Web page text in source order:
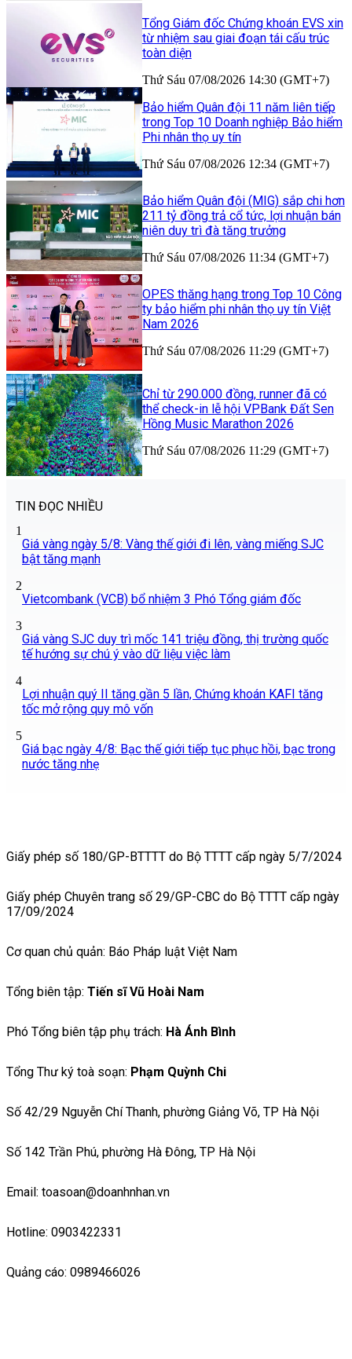
Tổng Giám đốc Chứng khoán EVS xin
từ nhiệm sau giai đoạn tái cấu trúc
toàn diện
Thứ Sáu 07/08/2026 14:30 (GMT+7)
Bảo hiểm Quân đội 11 năm liên tiếp
trong Top 10 Doanh nghiệp Bảo hiểm
Phi nhân thọ uy tín
Thứ Sáu 07/08/2026 12:34 (GMT+7)
Bảo hiểm Quân đội (MIG) sắp chi hơn
211 tỷ đồng trả cổ tức, lợi nhuận bán
niên duy trì đà tăng trưởng
Thứ Sáu 07/08/2026 11:34 (GMT+7)
OPES thăng hạng trong Top 10 Công
ty bảo hiểm phi nhân thọ uy tín Việt
Nam 2026
Thứ Sáu 07/08/2026 11:29 (GMT+7)
Chỉ từ 290.000 đồng, runner đã có
thể check-in lễ hội VPBank Đất Sen
Hồng Music Marathon 2026
Thứ Sáu 07/08/2026 11:29 (GMT+7)
TIN ĐỌC NHIỀU
1
Giá vàng ngày 5/8: Vàng thế giới đi lên, vàng miếng SJC
bật tăng mạnh
2
Vietcombank (VCB) bổ nhiệm 3 Phó Tổng giám đốc
3
Giá vàng SJC duy trì mốc 141 triệu đồng, thị trường quốc
tế hướng sự chú ý vào dữ liệu việc làm
4
Lợi nhuận quý II tăng gần 5 lần, Chứng khoán KAFI tăng
tốc mở rộng quy mô vốn
5
Giá bạc ngày 4/8: Bạc thế giới tiếp tục phục hồi, bạc trong
nước tăng nhẹ
Giấy phép số 180/GP-BTTTT do Bộ TTTT cấp ngày 5/7/2024
Giấy phép Chuyên trang số 29/GP-CBC do Bộ TTTT cấp ngày
17/09/2024
Cơ quan chủ quản: Báo Pháp luật Việt Nam
Tổng biên tập: Tiến sĩ Vũ Hoài Nam
Phó Tổng biên tập phụ trách: Hà Ánh Bình
Tổng Thư ký toà soạn: Phạm Quỳnh Chi
Số 42/29 Nguyễn Chí Thanh, phường Giảng Võ, TP Hà Nội
Số 142 Trần Phú, phường Hà Đông, TP Hà Nội
Email: toasoan@doanhnhan.vn
Hotline: 0903422331
Quảng cáo: 0989466026